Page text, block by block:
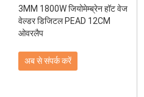
3MM 1800W जियोमेम्ब्रेन हॉट वेज
वेल्डर डिजिटल PEAD 12CM
ओवरलैप
अब से संपर्क करें